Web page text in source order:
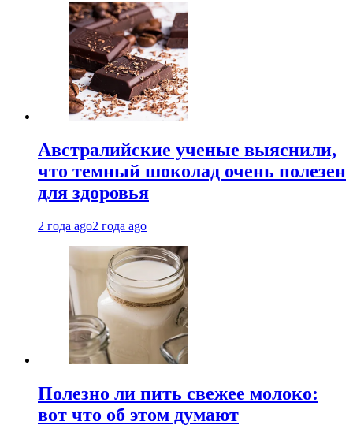
Австралийские ученые выяснили,
что темный шоколад очень полезен
для здоровья
2 года ago2 года ago
Полезно ли пить свежее молоко:
вот что об этом думают